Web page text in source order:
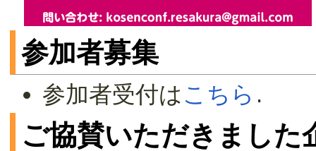
参加者募集
参加者受付は こちら .
ご協賛いただきました